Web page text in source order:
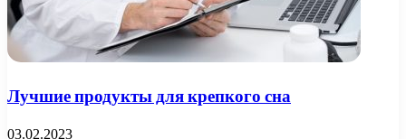
Лучшие продукты для крепкого сна
03.02.2023